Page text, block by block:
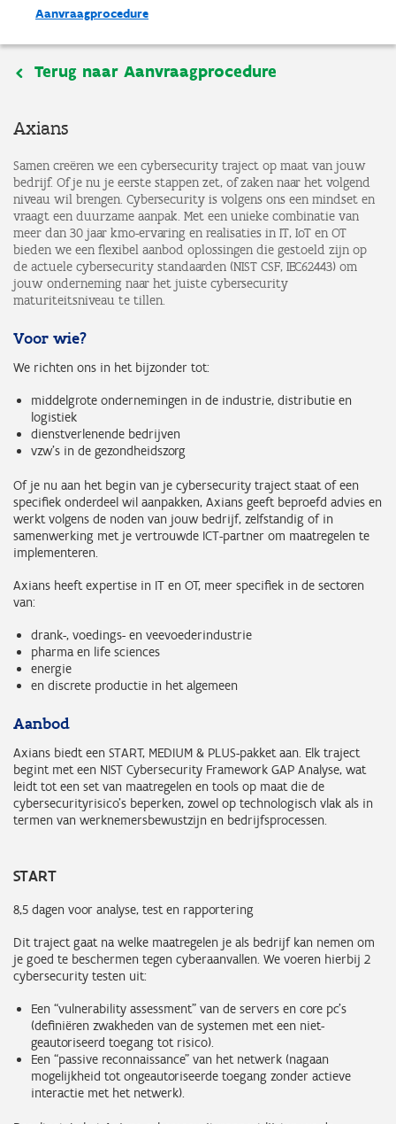
Aanvraagprocedure
Terug naar Aanvraagprocedure
Axians
Samen creëren we een cybersecurity traject op maat van jouw
bedrijf. Of je nu je eerste stappen zet, of zaken naar het volgend
niveau wil brengen. Cybersecurity is volgens ons een mindset en
vraagt een duurzame aanpak. Met een unieke combinatie van
meer dan 30 jaar kmo-ervaring en realisaties in IT, IoT en OT
bieden we een flexibel aanbod oplossingen die gestoeld zijn op
de actuele cybersecurity standaarden (NIST CSF, IEC62443) om
jouw onderneming naar het juiste cybersecurity
maturiteitsniveau te tillen.
Voor wie?
We richten ons in het bijzonder tot:
middelgrote ondernemingen in de industrie, distributie en
logistiek
dienstverlenende bedrijven
vzw’s in de gezondheidszorg
Of je nu aan het begin van je cybersecurity traject staat of een
specifiek onderdeel wil aanpakken, Axians geeft beproefd advies en
werkt volgens de noden van jouw bedrijf, zelfstandig of in
samenwerking met je vertrouwde ICT-partner om maatregelen te
implementeren.
Axians heeft expertise in IT en OT, meer specifiek in de sectoren
van:
drank-, voedings- en veevoederindustrie
pharma en life sciences
energie
en discrete productie in het algemeen
Aanbod
Axians biedt een START, MEDIUM & PLUS-pakket aan. Elk traject
begint met een NIST Cybersecurity Framework GAP Analyse, wat
leidt tot een set van maatregelen en tools op maat die de
cybersecurityrisico’s beperken, zowel op technologisch vlak als in
termen van werknemersbewustzijn en bedrijfsprocessen.
START
8,5 dagen voor analyse, test en rapportering
Dit traject gaat na welke maatregelen je als bedrijf kan nemen om
je goed te beschermen tegen cyberaanvallen. We voeren hierbij 2
cybersecurity testen uit:
Een “vulnerability assessment” van de servers en core pc’s
(definiëren zwakheden van de systemen met een niet-
geautoriseerd toegang tot risico).
Een “passive reconnaissance” van het netwerk (nagaan
mogelijkheid tot ongeautoriseerde toegang zonder actieve
interactie met het netwerk).